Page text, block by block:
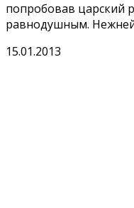
попробовав царский
равнодушным.
15.01.2013